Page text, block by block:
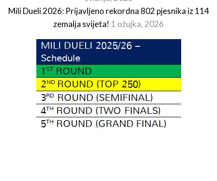
Mili Dueli 2026: Prijavljeno rekordna 802 pjesnika iz 114
zemalja svijeta! 1 ožujka, 2026